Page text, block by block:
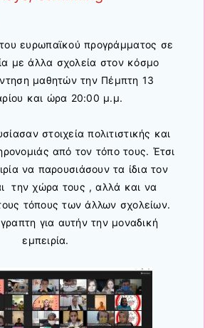
ευρωπαϊκού προγράμματος σε
με άλλα σχολεία στον κόσμο
μαθητών την Πέμπτη 13
και ώρα 20:00 μ.μ.
στοιχεία πολιτιστικής και
από τον τόπο τους. Έτσι
να παρουσιάσουν τα ίδια τον
την χώρα τους , αλλά και να
τόπους των άλλων σχολείων.
για αυτήν την μοναδική
εμπειρία.